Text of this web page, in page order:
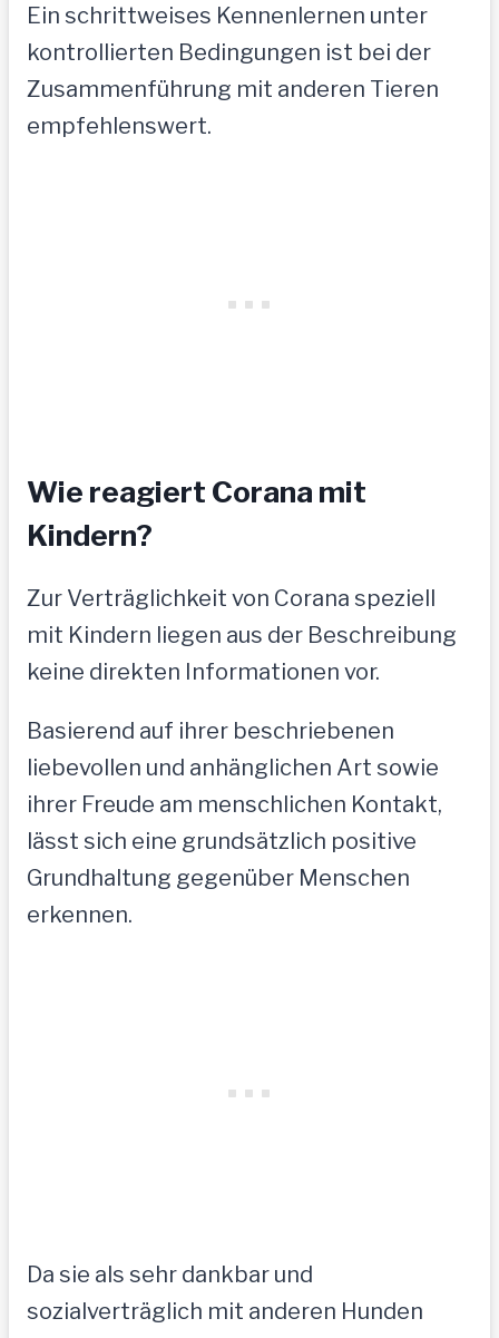
Ein schrittweises Kennenlernen unter
kontrollierten Bedingungen ist bei der
Zusammenführung mit anderen Tieren
empfehlenswert.
Wie reagiert Corana mit
Kindern?
Zur Verträglichkeit von Corana speziell
mit Kindern liegen aus der Beschreibung
keine direkten Informationen vor.
Basierend auf ihrer beschriebenen
liebevollen und anhänglichen Art sowie
ihrer Freude am menschlichen Kontakt,
lässt sich eine grundsätzlich positive
Grundhaltung gegenüber Menschen
erkennen.
Da sie als sehr dankbar und
sozialverträglich mit anderen Hunden